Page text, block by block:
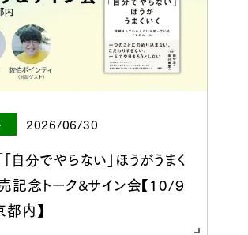
2026/06/30
自分でやらない」ほうがうまく
記念トーク&サイン会【10/９
都内】